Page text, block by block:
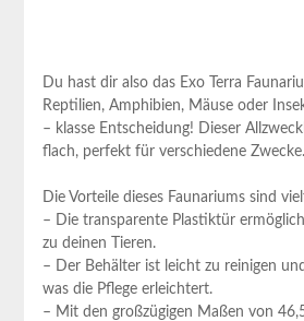
Du hast ⁣dir also das Exo Terra
Reptilien, Amphibien, Mäuse oder⁢
– klasse Entscheidung! Dieser‌
flach, perfekt für verschiedene Zwecke.
Die Vorteile dieses Faunariums sind
– Die transparente Plastiktür
zu deinen Tieren.
– Der Behälter ist leicht zu reinigen⁣
was die Pflege erleichtert.
– Mit den großzügigen Maßen von